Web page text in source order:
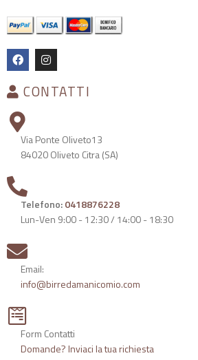
CONTATTI
Via Ponte Oliveto13
84020 Oliveto Citra (SA)
Telefono:0418876228
Lun-Ven 9:00 - 12:30 / 14:00 - 18:30
Email:
info@birredamanicomio.com
Form Contatti
Domande? Inviaci la tua richiesta